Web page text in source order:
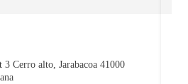
Cerro alto, Jarabacoa 41000